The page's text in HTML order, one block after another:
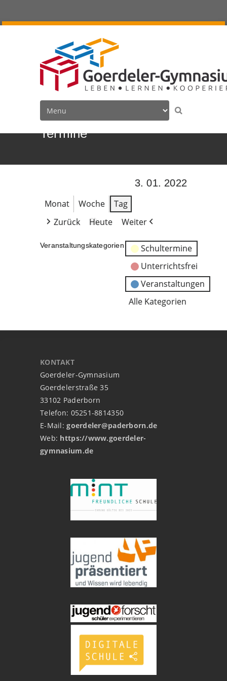
Termine
3. 01. 2022
Monat
Woche
Tag
Zurück
Heute Weiter
Veranstaltungskategorien
Schultermine
Unterrichtsfrei
Veranstaltungen
Alle Kategorien
KONTAKT
Goerdeler-Gymnasium
Goerdelerstraße 35
33102 Paderborn
Telefon: 05251-8814350
E-Mail:goerdeler@paderborn.de
Web: https://www.goerdeler-
gymnasium.de